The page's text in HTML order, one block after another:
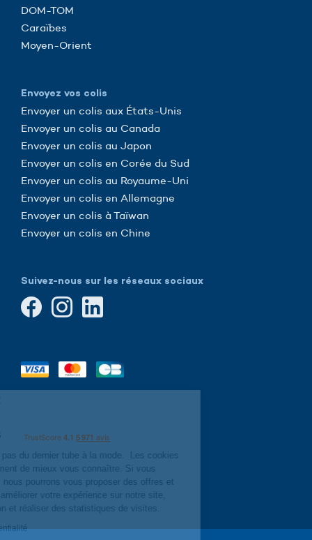
DOM-TOM
Caraïbes
Moyen-Orient
Envoyez vos colis
Envoyer un colis aux États-Unis
Envoyer un colis au Canada
Envoyer un colis au Japon
Envoyer un colis en Corée du Sud
Envoyer un colis au Royaume-Uni
Envoyer un colis en Allemagne
Envoyer un colis à Taïwan
Envoyer un colis en Chine
Suivez-nous sur les réseaux sociaux
Hop-hop-hop, il ne s'agit pas du dernier tube
à la mode.Les cookies nous permettent
simplement de mieux vous connaître. Si vous acceptez leur
utilisation, nous pourrons vous proposer des offres et services
personnalisés, améliorer votre expérience sur notre site, sécuriser
votre connexion et réaliser des statistiques de visites.
Lire la politique de confidentialité